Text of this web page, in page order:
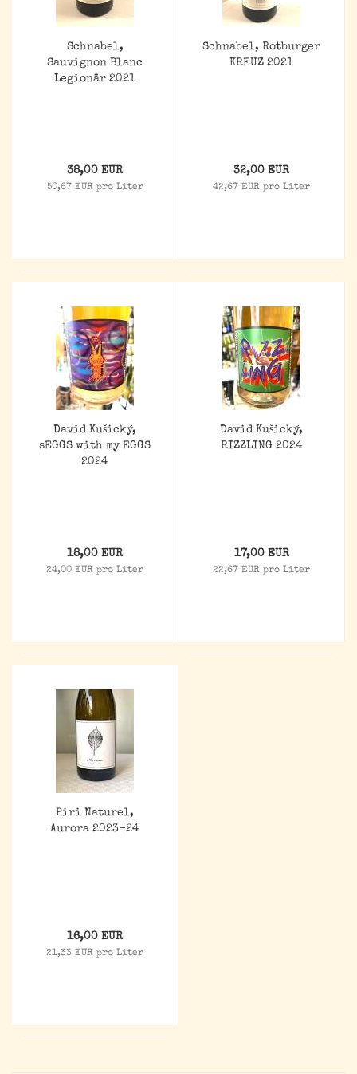
Schnabel,
Sauvignon Blanc
Legionär 2021
38,00 EUR
50,67 EUR pro Liter
Schnabel, Rotburger
KREUZ 2021
32,00 EUR
42,67 EUR pro Liter
David Kušický,
sEGGS with my EGGS
2024
18,00 EUR
24,00 EUR pro Liter
David Kušický,
RIZZLING 2024
17,00 EUR
22,67 EUR pro Liter
Piri Naturel,
Aurora 2023-24
16,00 EUR
21,33 EUR pro Liter